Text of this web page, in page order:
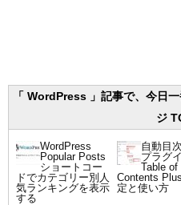
「 WordPress 」記事で、今日
ジ
WordPress
Popular Posts
ショートコー
ドでカテゴリー別人
気ランキングを表示
する
自動目
プラグ
Table of
Contents
定と使い方